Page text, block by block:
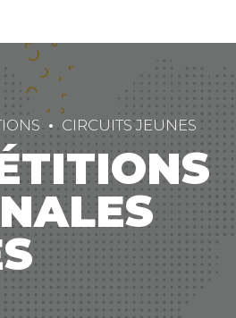
CIRCUITS JEUNES